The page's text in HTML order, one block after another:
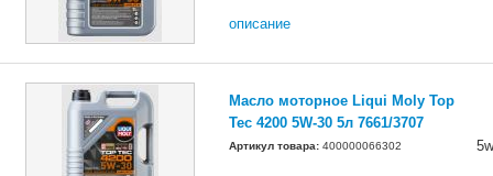
описание
Масло моторное Liqui Moly Top
Tec 4200 5W-30 5л 7661/3707
Артикул товара: 400000066302